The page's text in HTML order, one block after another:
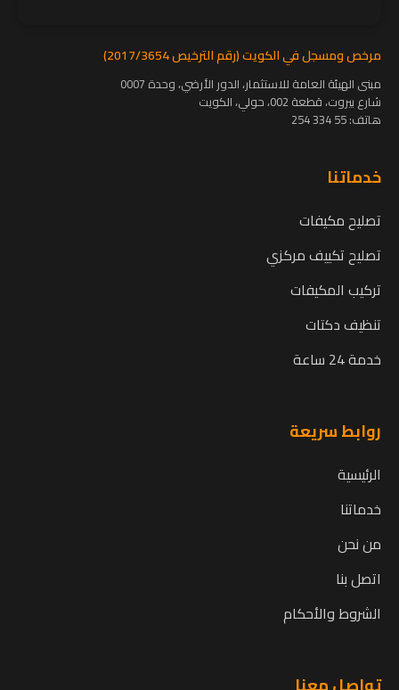
مرخص ومسجل في الكويت (رقم الترخيص 2017/3654)
مبنى الهيئة العامة للاستثمار، الدور الأرضي، وحدة 0007
شارع بيروت، قطعة 002، حولي، الكويت
هاتف:55 334 254
خدماتنا
تصليح مكيفات
تصليح تكييف مركزي
تركيب المكيفات
تنظيف دكتات
خدمة 24 ساعة
روابط سريعة
الرئيسية
خدماتنا
من نحن
اتصل بنا
الشروط والأحكام